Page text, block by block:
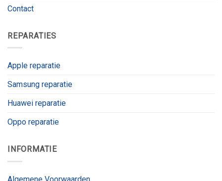
Contact
REPARATIES
Apple reparatie
Samsung reparatie
Huawei reparatie
Oppo reparatie
INFORMATIE